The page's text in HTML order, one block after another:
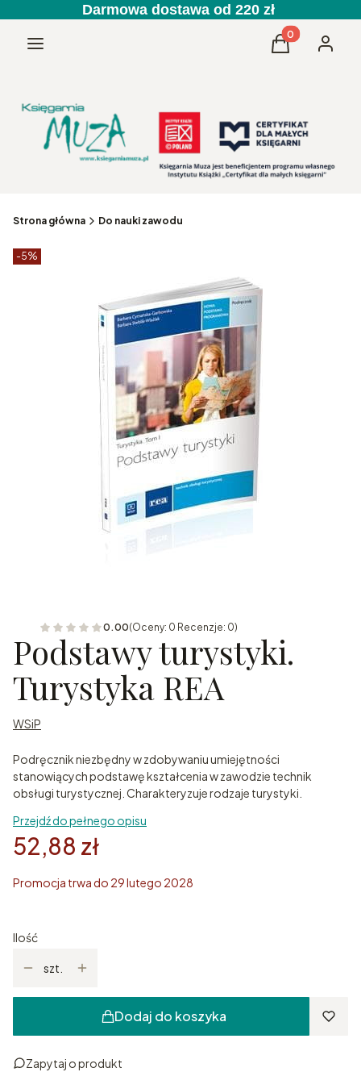
Darmowa dostawa od 220 zł
Menu Produkty w
Koszyk
Strona główna Do nauki zawodu
Etykiety produktu
-5%
0.00(Oceny: 0 Recenzje: 0)
Podstawy turystyki.
Turystyka REA
WSiP
Podręcznik niezbędny w zdobywaniu umiejętności
stanowiących podstawę kształcenia w zawodzie technik
obsługi turystycznej. Charakteryzuje rodzaje turystyki.
Przejdź do pełnego opisu
52,88 zł
Promocja trwa do 29 lutego 2028
Ilość
szt.
Dodaj do koszyka
Zapytaj o produkt